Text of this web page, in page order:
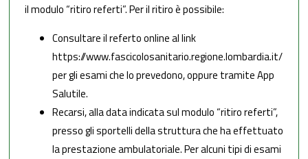
il modulo “ritiro referti”. Per il ritiro è possibile:
Consultare il referto online al link
https://www.fascicolosanitario.regione.lombardia.it/
per gli esami che lo prevedono, oppure tramite App
Salutile.
Recarsi, alla data indicata sul modulo “ritiro referti”,
presso gli sportelli della struttura che ha effettuato
la prestazione ambulatoriale. Per alcuni tipi di esami